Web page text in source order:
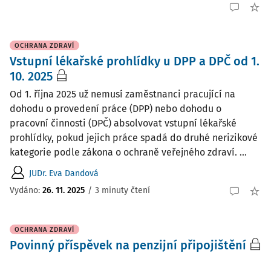
OCHRANA ZDRAVÍ
Vstupní lékařské prohlídky u DPP a DPČ od 1.
10. 2025
Od 1. října 2025 už nemusí zaměstnanci pracující na
dohodu o provedení práce (DPP) nebo dohodu o
pracovní činnosti (DPČ) absolvovat vstupní lékařské
prohlídky, pokud jejich práce spadá do druhé nerizikové
kategorie podle zákona o ochraně veřejného zdraví. ...
JUDr. Eva Dandová
Vydáno: 26. 11. 2025 / 3 minuty čtení
OCHRANA ZDRAVÍ
Povinný příspěvek na penzijní připojištění